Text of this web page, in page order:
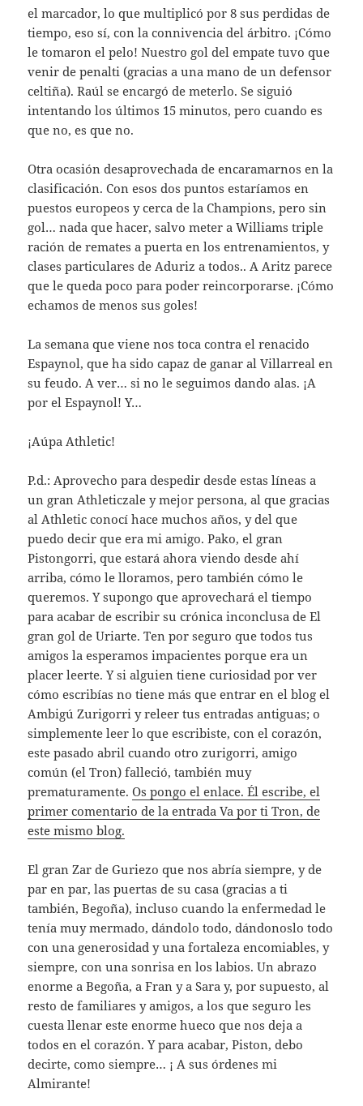
el marcador, lo que multiplicó por 8 sus perdidas de
tiempo, eso sí, con la connivencia del árbitro. ¡Cómo
le tomaron el pelo! Nuestro gol del empate tuvo que
venir de penalti (gracias a una mano de un defensor
celtiña). Raúl se encargó de meterlo. Se siguió
intentando los últimos 15 minutos, pero cuando es
que no, es que no.
Otra ocasión desaprovechada de encaramarnos en la
clasificación. Con esos dos puntos estaríamos en
puestos europeos y cerca de la Champions, pero sin
gol… nada que hacer, salvo meter a Williams triple
ración de remates a puerta en los entrenamientos, y
clases particulares de Aduriz a todos.. A Aritz parece
que le queda poco para poder reincorporarse. ¡Cómo
echamos de menos sus goles!
La semana que viene nos toca contra el renacido
Espaynol, que ha sido capaz de ganar al Villarreal en
su feudo. A ver… si no le seguimos dando alas. ¡A
por el Espaynol! Y…
¡Aúpa Athletic!
P.d.: Aprovecho para despedir desde estas líneas a
un gran Athleticzale y mejor persona, al que gracias
al Athletic conocí hace muchos años, y del que
puedo decir que era mi amigo. Pako, el gran
Pistongorri, que estará ahora viendo desde ahí
arriba, cómo le lloramos, pero también cómo le
queremos. Y supongo que aprovechará el tiempo
para acabar de escribir su crónica inconclusa de El
gran gol de Uriarte. Ten por seguro que todos tus
amigos la esperamos impacientes porque era un
placer leerte. Y si alguien tiene curiosidad por ver
cómo escribías no tiene más que entrar en el blog el
Ambigú Zurigorri y releer tus entradas antiguas; o
simplemente leer lo que escribiste, con el corazón,
este pasado abril cuando otro zurigorri, amigo
común (el Tron) falleció, también muy
prematuramente.Os pongo el enlace. Él escribe, el
primer comentario de la entrada Va por ti Tron, de
este mismo blog.
El gran Zar de Guriezo que nos abría siempre, y de
par en par, las puertas de su casa (gracias a ti
también, Begoña), incluso cuando la enfermedad le
tenía muy mermado, dándolo todo, dándonoslo todo
con una generosidad y una fortaleza encomiables, y
siempre, con una sonrisa en los labios. Un abrazo
enorme a Begoña, a Fran y a Sara y, por supuesto, al
resto de familiares y amigos, a los que seguro les
cuesta llenar este enorme hueco que nos deja a
todos en el corazón. Y para acabar, Piston, debo
decirte, como siempre… ¡ A sus órdenes mi
Almirante!